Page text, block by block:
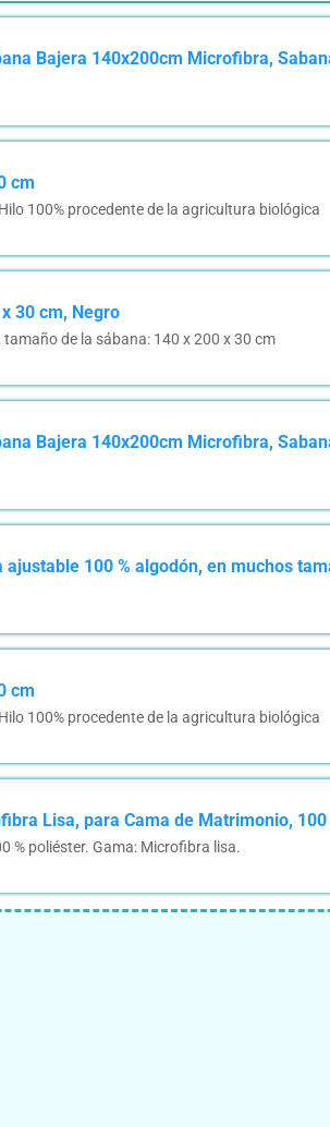
Bajera 140x200cm Microfibra,
cm
100% procedente de la agricultura biológica
30 cm, Negro
de la sábana: 140 x 200 x 30 cm
Bajera 140x200cm Microfibra,
100 % algodón, en muchos
cm
100% procedente de la agricultura biológica
Lisa, para Cama de Matrimonio, 100
% poliéster. Gama: Microfibra lisa.